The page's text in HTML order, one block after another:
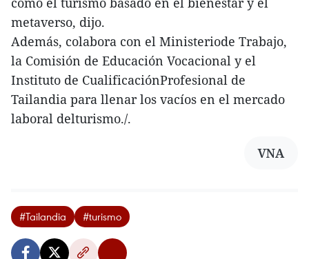
metaverso, dijo.
Además, colabora con el Ministeriode Trabajo,
la Comisión de Educación Vocacional y el
Instituto de CualificaciónProfesional de
Tailandia para llenar los vacíos en el mercado
laboral delturismo./.
VNA
#Tailandia #turismo